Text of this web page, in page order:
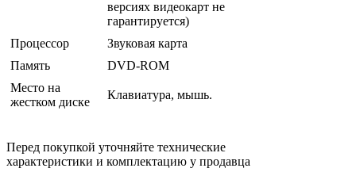
версиях видеокарт не
гарантируется)
Процессор
Звуковая карта
Память
DVD-ROM
Место на
жестком диске
Клавиатура, мышь.
Перед покупкой уточняйте технические
характеристики и комплектацию у продавца